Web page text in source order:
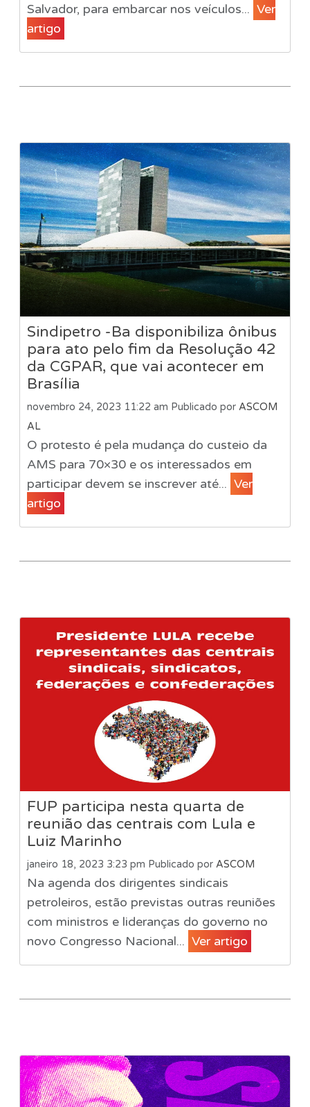
Salvador, para embarcar nos veículos... Ver
artigo
Sindipetro -Ba disponibiliza ônibus
para ato pelo fim da Resolução 42
da CGPAR, que vai acontecer em
Brasília
novembro 24, 2023 11:22 am Publicado por ASCOM
AL
O protesto é pela mudança do custeio da
AMS para 70×30 e os interessados em
participar devem se inscrever até... Ver
artigo
FUP participa nesta quarta de
reunião das centrais com Lula e
Luiz Marinho
janeiro 18, 2023 3:23 pm Publicado por ASCOM
Na agenda dos dirigentes sindicais
petroleiros, estão previstas outras reuniões
com ministros e lideranças do governo no
novo Congresso Nacional... Ver artigo